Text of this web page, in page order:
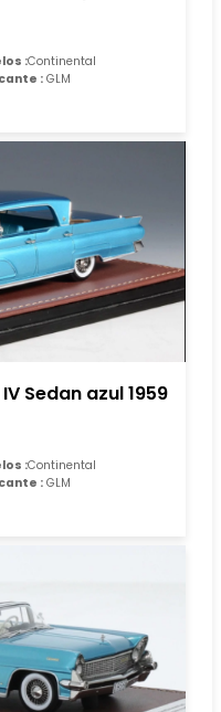
:Continental
: GLM
Sedan azul 1959
:Continental
: GLM